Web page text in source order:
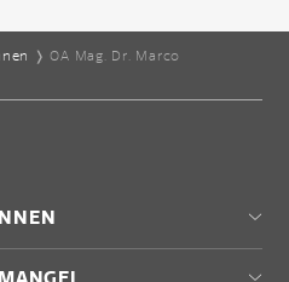
❭OA Mag. Dr. Marco